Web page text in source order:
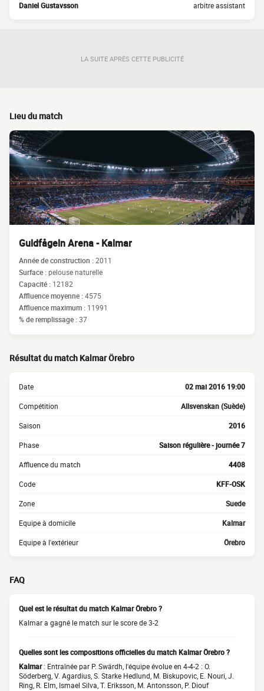
Daniel Gustavsson arbitre assistant
LA SUITE APRÈS CETTE PUBLICITÉ
Lieu du match
Guldfågeln Arena - Kalmar
Année de construction :2011
Surface :pelouse naturelle
Capacité : 12182
Affluence moyenne :4575
Affluence maximum : 11991
% de remplissage :37
Résultat du match Kalmar Örebro
Date 02 mai 2016 19:00
Compétition Allsvenskan (Suède)
Saison 2016
Phase Saison régulière - journée 7
Affluence du match 4408
Code KFF-OSK
Zone Suede
Equipe à domicile Kalmar
Equipe à l'extérieur Örebro
FAQ
Quel est le résultat du match Kalmar Örebro ?
Kalmar a gagné le match sur le score de 3-2
Quelles sont les compositions officielles du match Kalmar Örebro ?
Kalmar: Entraînée par P. Swärdh, l'équipe évolue en 4-4-2 : O.
Söderberg, V. Agardius, S. Starke Hedlund, M. Biskupovic, E. Nouri, J.
Ring, R. Elm, Ismael Silva, T. Eriksson, M. Antonsson, P. Diouf